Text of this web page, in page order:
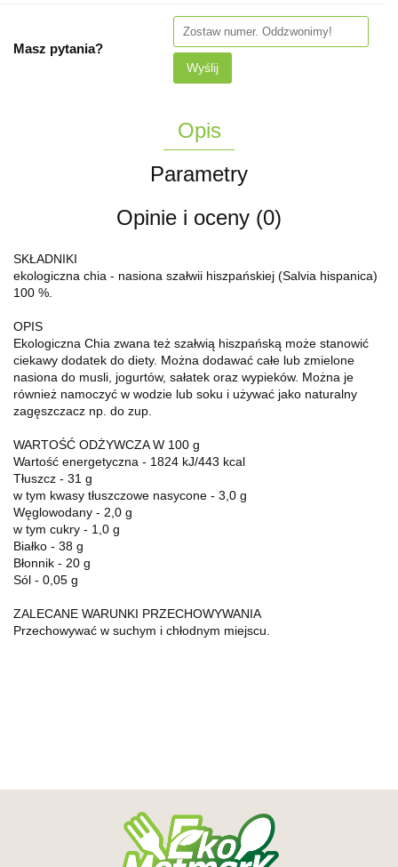
Masz pytania?
Wyślij
Opis
Parametry
Opinie i oceny (0)
SKŁADNIKI
ekologiczna chia - nasiona szałwii hiszpańskiej (Salvia hispanica)
100 %.
OPIS
Ekologiczna Chia zwana też szałwią hiszpańską może stanowić
ciekawy dodatek do diety. Można dodawać całe lub zmielone
nasiona do musli, jogurtów, sałatek oraz wypieków. Można je
również namoczyć w wodzie lub soku i używać jako naturalny
zagęszczacz np. do zup.
WARTOŚĆ ODŻYWCZA W 100 g
Wartość energetyczna - 1824 kJ/443 kcal
Tłuszcz - 31 g
w tym kwasy tłuszczowe nasycone - 3,0 g
Węglowodany - 2,0 g
w tym cukry - 1,0 g
Białko - 38 g
Błonnik - 20 g
Sól - 0,05 g
ZALECANE WARUNKI PRZECHOWYWANIA
Przechowywać w suchym i chłodnym miejscu.